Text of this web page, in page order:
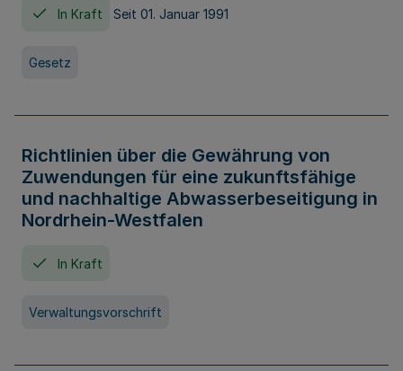
In Kraft Seit 01. Januar 1991
Gesetz
Richtlinien über die Gewährung von
Zuwendungen für eine zukunftsfähige
und nachhaltige Abwasserbeseitigung in
Nordrhein-Westfalen
In Kraft
Verwaltungsvorschrift